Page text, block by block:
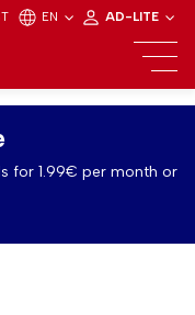
EN AD-LITE
for 1.99€ per month or